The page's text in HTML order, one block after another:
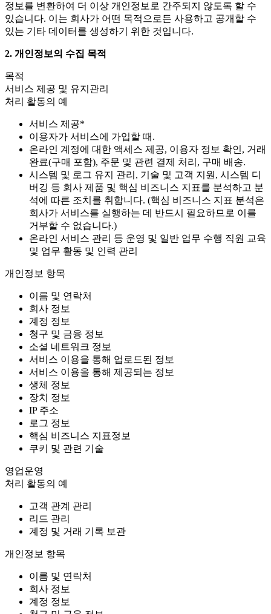
정보를 변환하여 더 이상 개인정보로 간주되지 않도록 할 수
있습니다. 이는 회사가 어떤 목적으로든 사용하고 공개할 수
있는 기타 데이터를 생성하기 위한 것입니다.
2. 개인정보의 수집 목적
목적
서비스 제공 및 유지관리
처리 활동의 예
서비스 제공*
이용자가 서비스에 가입할 때.
온라인 계정에 대한 액세스 제공, 이용자 정보 확인, 거래
완료(구매 포함), 주문 및 관련 결제 처리, 구매 배송.
시스템 및 로그 유지 관리, 기술 및 고객 지원, 시스템 디
버깅 등 회사 제품 및 핵심 비즈니스 지표를 분석하고 분
석에 따른 조치를 취합니다. (핵심 비즈니스 지표 분석은
회사가 서비스를 실행하는 데 반드시 필요하므로 이를
거부할 수 없습니다.)
온라인 서비스 관리 등 운영 및 일반 업무 수행 직원 교육
및 업무 활동 및 인력 관리
개인정보 항목
이름 및 연락처
회사 정보
계정 정보
청구 및 금융 정보
소셜 네트워크 정보
서비스 이용을 통해 업로드된 정보
서비스 이용을 통해 제공되는 정보
생체 정보
장치 정보
IP 주소
로그 정보
핵심 비즈니스 지표정보
쿠키 및 관련 기술
영업운영
처리 활동의 예
고객 관계 관리
리드 관리
계정 및 거래 기록 보관
개인정보 항목
이름 및 연락처
회사 정보
계정 정보